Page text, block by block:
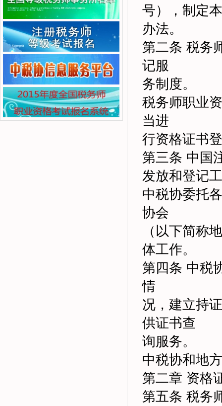
号），制定本
办法。
第二条 税务
记服
务制度。
税务师职业
当进
行资格证书
第三条 中国
发放和登记
中税协委托
协会
（以下简称
体工作。
第四条 中税
情
况，建立持
供证书查
询服务。
中税协和地
第二章 资格
第五条 税务